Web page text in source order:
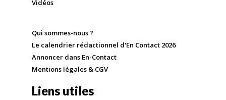
Vidéos
Qui sommes-nous ?
Le calendrier rédactionnel d'En Contact 2026
Annoncer dans En-Contact
Mentions légales & CGV
Liens utiles